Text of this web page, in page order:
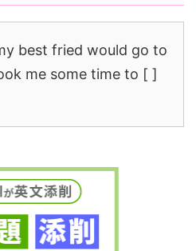
best fried would go to
me some time to [ ]